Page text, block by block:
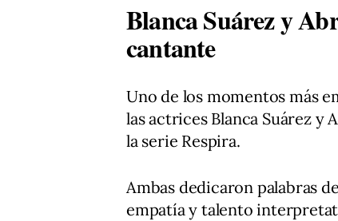
Blanca Suárez y
cantante
Uno de los momentos más
las actrices Blanca Suárez y
la serie Respira.
Ambas dedicaron palabras
empatía y talento